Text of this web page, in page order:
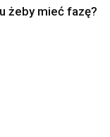
żeby mieć fazę?